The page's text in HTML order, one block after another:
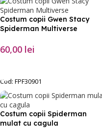
Costum copii Gwen Stacy
Spiderman Multiverse
60,00 lei
Cod: FPF30901
Costum copii Spiderman
mulat cu cagula